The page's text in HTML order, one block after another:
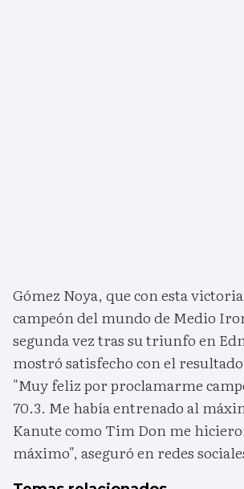
Gómez Noya, que con esta
campeón del mundo de Medio
segunda vez tras su triunfo en
mostró satisfecho con el
"Muy feliz por proclamarme
70.3. Me había entrenado al
Kanute como Tim Don me
máximo", aseguró en redes